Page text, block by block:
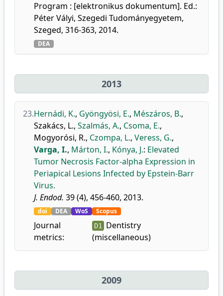
Program : [elektronikus dokumentum]. Ed.:
Péter Vályi, Szegedi Tudományegyetem,
Szeged, 316-363, 2014.
DEA
2013
23.Hernádi, K., Gyöngyösi, E., Mészáros, B.,
Szakács, L., Szalmás, A., Csoma, E.,
Mogyorósi, R., Czompa, L., Veress, G.,
Varga, I., Márton, I., Kónya, J.: Elevated
Tumor Necrosis Factor-alpha Expression in
Periapical Lesions Infected by Epstein-Barr
Virus.
J. Endod. 39 (4), 456-460, 2013.
doi DEA WoS Scopus
Journal
metrics:
D1
Dentistry
(miscellaneous)
2009